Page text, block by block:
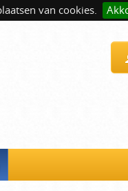
van cookies.